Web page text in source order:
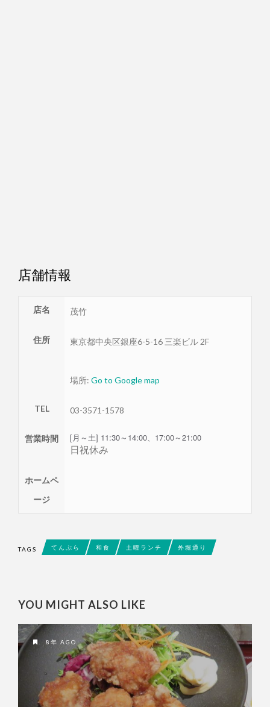
店舗情報
店名 茂竹
住所 東京都中央区銀座6-5-16 三楽ビル 2F
場所: Go to Google map
TEL 03-3571-1578
営業時間 [月～土] 11:30～14:00、 17:00～21:00
日祝休み
ホームペ
ージ
TAGS てんぷら 和食 土曜ランチ 外堀通り
YOU MIGHT ALSO LIKE
8年 AGO